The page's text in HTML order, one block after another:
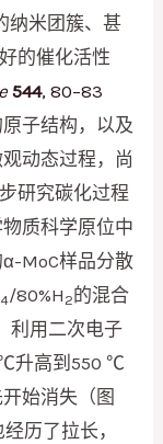
纳米团簇、甚
的催化活性
544, 80–83
子结构，以及
动态过程，尚
研究碳化过程
质科学原位中
MoC样品分散
4/80%H 2的混合
利用二次电子
℃升高到550 ℃
始消失（图
历了拉长，